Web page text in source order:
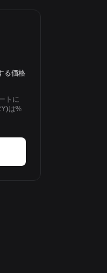
る価格
トに
は%